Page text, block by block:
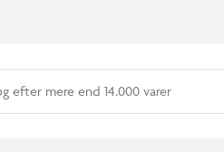
mere end 14.000 varer